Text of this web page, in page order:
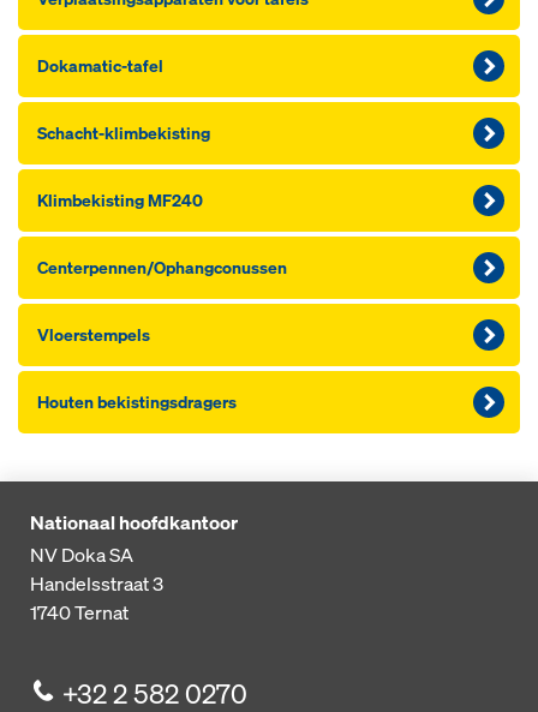
Dokamatic-tafel
Schacht-klimbekisting
Klimbekisting MF240
Centerpennen/Ophangconussen
Vloerstempels
Houten bekistingsdragers
Nationaal hoofdkantoor
NV Doka SA
Handelsstraat 3
1740Ternat
+32 2 582 0270